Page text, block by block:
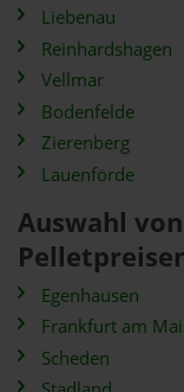
Liebenau
Reinhardshagen
Vellmar
Bodenfelde
Zierenberg
Lauenförde
Auswahl
Egenhausen
Frankfurt am
Scheden